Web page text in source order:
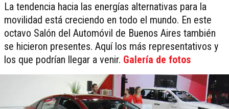
La tendencia hacia las energías alternativas para la
movilidad está creciendo en todo el mundo. En este
octavo Salón del Automóvil de Buenos Aires también
se hicieron presentes. Aquí los más representativos y
los que podrían llegar a venir. Galería de fotos